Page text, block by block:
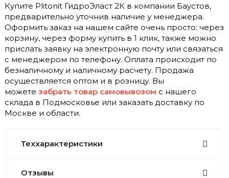
Купите Plitonit ГидроЭласт 2К в компании Баустов,
предварительно уточнив наличие у менеджера.
Оформить заказ на нашем сайте очень просто: через
корзину, через форму купить в 1 клик, также можно
прислать заявку на электронную почту или связаться
с менеджером по телефону. Оплата происходит по
безналичному и наличному расчету. Продажа
осуществляется оптом и в розницу. Вы
можете забрать товар самовывозом с нашего
склада в Подмосковье или заказать доставку по
Москве и области.
Теххарактеристики
Отзывы